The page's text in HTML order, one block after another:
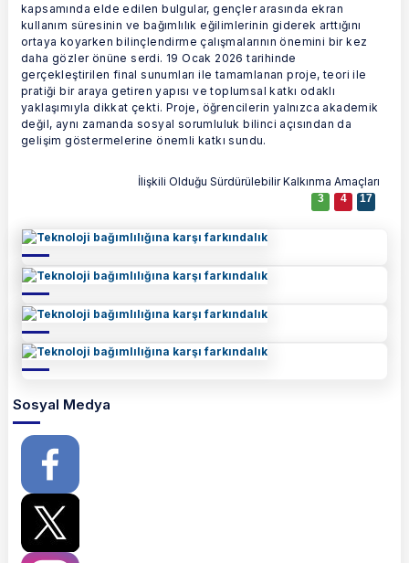
kapsamında elde edilen bulgular, gençler arasında ekran
kullanım süresinin ve bağımlılık eğilimlerinin giderek arttığını
ortaya koyarken bilinçlendirme çalışmalarının önemini bir kez
daha gözler önüne serdi. 19 Ocak 2026 tarihinde
gerçekleştirilen final sunumları ile tamamlanan proje, teori ile
pratiği bir araya getiren yapısı ve toplumsal katkı odaklı
yaklaşımıyla dikkat çekti. Proje, öğrencilerin yalnızca akademik
değil, aynı zamanda sosyal sorumluluk bilinci açısından da
gelişim göstermelerine önemli katkı sundu.
İlişkili Olduğu Sürdürülebilir Kalkınma Amaçları
3 4 17
Sosyal Medya